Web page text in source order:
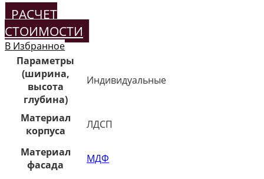
РАСЧЕТ
СТОИМОСТИ
В Избранное
Параметры
(ширина,
высота
глубина)
Индивидуальные
Материал
корпуса
ЛДСП
Материал
фасада
МДФ